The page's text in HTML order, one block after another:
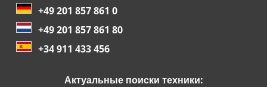
+49 201 857 861 0
+49 201 857 861 80
+34 911 433 456
Актуальные поиски техники: